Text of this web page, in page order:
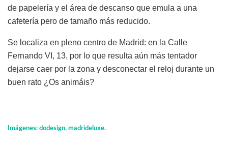
de papelería y el área de descanso que emula a una
cafetería pero de tamaño más reducido.
Se localiza en pleno centro de Madrid: en la Calle
Fernando VI, 13, por lo que resulta aún más tentador
dejarse caer por la zona y desconectar el reloj durante un
buen rato ¿Os animáis?
Imágenes: dodesign, madrideluxe.